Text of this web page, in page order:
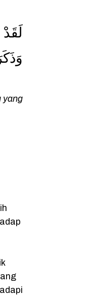
yang